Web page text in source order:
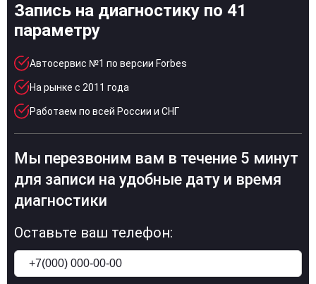
Запись на диагностику по 41
параметру
Автосервис №1 по версии Forbes
На рынке с 2011 года
Работаем по всей России и СНГ
Мы перезвоним вам в течение 5 минут
для записи на удобные дату и время
диагностики
Оставьте ваш телефон: